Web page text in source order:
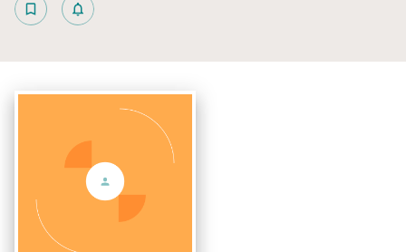
bookmark_border notifications_none_outlined